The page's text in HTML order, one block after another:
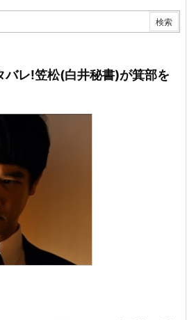
バレ!笠松(白井秘書)が箕部を